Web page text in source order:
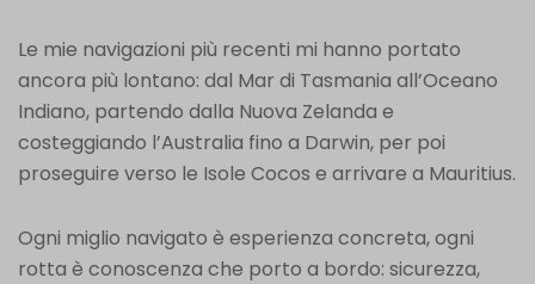
Le mie navigazioni più recenti mi hanno portato
ancora più lontano: dal Mar di Tasmania all’Oceano
Indiano, partendo dalla Nuova Zelanda e
costeggiando l’Australia fino a Darwin, per poi
proseguire verso le Isole Cocos e arrivare a Mauritius.
Ogni miglio navigato è esperienza concreta, ogni
rotta è conoscenza che porto a bordo: sicurezza,